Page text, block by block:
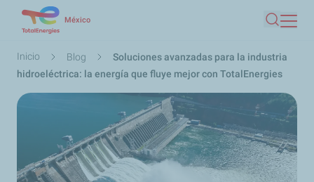
contenido
principal
México
Buscar
Ruta
de
navegación
Inicio Blog
Soluciones avanzadas para la industria
hidroeléctrica: la energía que fluye mejor con TotalEnergies